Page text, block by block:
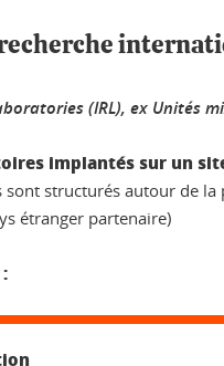
(IRL), ex Unités
implantés sur un
sont structurés autour de
étranger partenaire)